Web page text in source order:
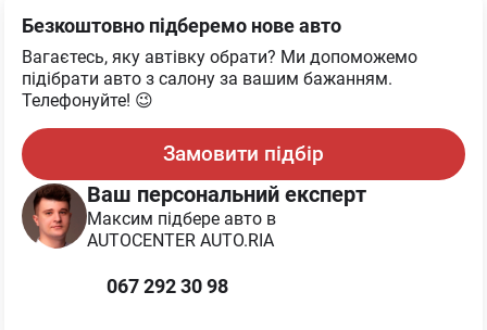
Безкоштовно підберемо нове авто
Вагаєтесь, яку автівку обрати? Ми допоможемо
підібрати авто з салону за вашим бажанням.
Телефонуйте! 😉
Замовити підбір
Ваш персональний експерт
Максим підбере авто в
AUTOCENTER AUTO.RIA
067 292 30 98